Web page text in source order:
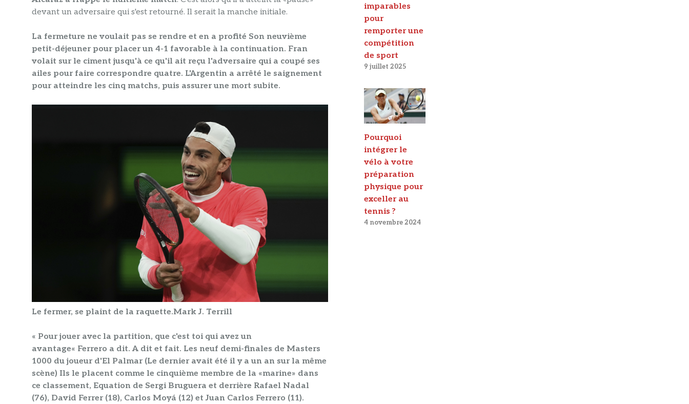
devant un adversaire qui s'est retourné. Il serait la manche initiale.
La fermeture ne voulait pas se rendre et en a profité Son neuvième
petit-déjeuner pour placer un 4-1 favorable à la continuation. Fran
volait sur le ciment jusqu'à ce qu'il ait reçu l'adversaire qui a coupé ses
ailes pour faire correspondre quatre. L'Argentin a arrêté le saignement
pour atteindre les cinq matchs, puis assurer une mort subite.
Le fermer, se plaint de la raquette.Mark J. Terrill
« Pour jouer avec la partition, que c'est toi qui avez un
avantage« Ferrero a dit. A dit et fait. Les neuf demi-finales de Masters
1000 du joueur d'El Palmar (Le dernier avait été il y a un an sur la même
scène) Ils le placent comme le cinquième membre de la «marine» dans
ce classement, Equation de Sergi Bruguera et derrière Rafael Nadal
(76), David Ferrer (18), Carlos Moyá (12) et Juan Carlos Ferrero (11).
imparables
pour
remporter une
compétition
de sport
9 juillet 2025
Pourquoi
intégrer le
vélo à votre
préparation
physique pour
exceller au
tennis ?
4 novembre 2024